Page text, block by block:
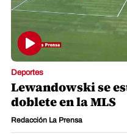
Deportes
Lewandowski se
doblete en la MLS
Redacción La Prensa